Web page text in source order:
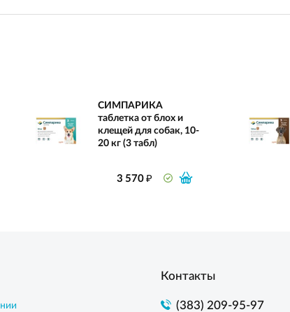
СИМПАРИКА
таблетка от блох и
клещей для собак, 10-
20 кг (3 табл)
3 570₽
Контакты
(383) 209-95-97